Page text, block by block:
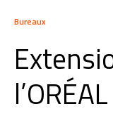
Bureaux